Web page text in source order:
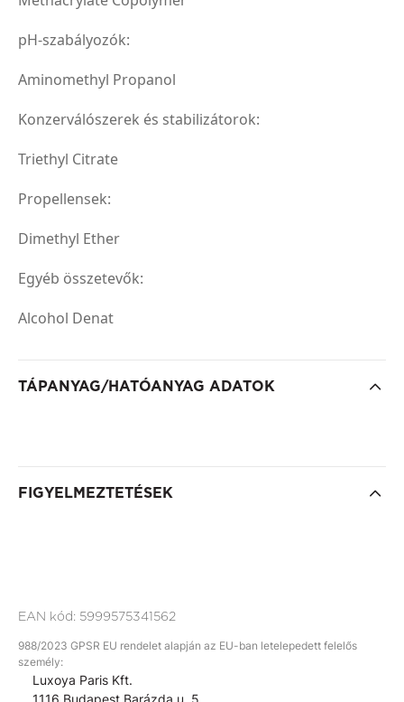
pH-szabályozók:
Aminomethyl Propanol
Konzerválószerek és stabilizátorok:
Triethyl Citrate
Propellensek:
Dimethyl Ether
Egyéb összetevők:
Alcohol Denat
TÁPANYAG/HATÓANYAG ADATOK
FIGYELMEZTETÉSEK
EAN kód: 5999575341562
988/2023 GPSR EU rendelet alapján az EU-ban letelepedett felelős
személy:
Luxoya Paris Kft.
1116 Budapest Barázda u. 5.